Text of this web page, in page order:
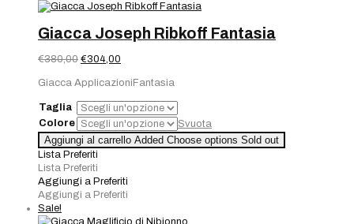
Giacca Joseph Ribkoff Fantasia
€380,00 Il
originale
era:
€380,00.
€304,00
attuale
è:
€304,00.
Giacca ApplicazioniFantasia
Taglia
Colore
Svuota
Aggiungi al carrello Added Choose options Sold out
Lista Preferiti
Lista Preferiti
Aggiungi a Preferiti
Aggiungi a Preferiti
Sale!